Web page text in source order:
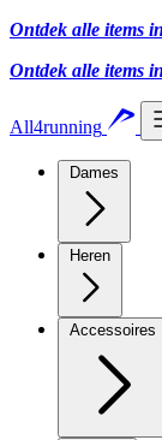
Ontdek alle items
Ontdek alle items
All4running
Dames
Heren
Accessoires